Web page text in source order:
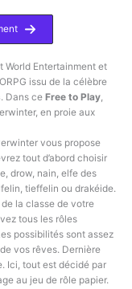
World Entertainment et
issu de la célèbre
. Dans ce Free to Play,
en proie aux
vous propose
tout d’abord choisir
drow, nain, elfe des
tieffelin ou drakéide.
la classe de votre
tous les rôles
possibilités sont assez
vos rêves. Dernière
Ici, tout est décidé par
au jeu de rôle papier.